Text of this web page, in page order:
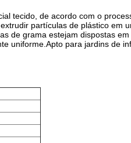
tecido, de acordo com o
partículas de plástico em
de grama estejam dispostas em
uniforme.Apto para jardins de